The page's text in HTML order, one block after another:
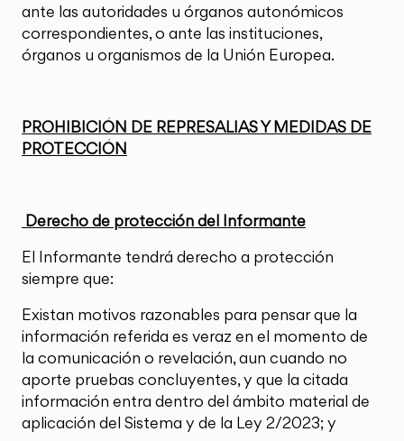
ante las autoridades u órganos autonómicos
correspondientes, o ante las instituciones,
órganos u organismos de la Unión Europea.
PROHIBICIÓN DE REPRESALIAS Y MEDIDAS DE
PROTECCIÓN
Derecho de protección del Informante
El Informante tendrá derecho a protección
siempre que:
Existan motivos razonables para pensar que la
información referida es veraz en el momento de
la comunicación o revelación, aun cuando no
aporte pruebas concluyentes, y que la citada
información entra dentro del ámbito material de
aplicación del Sistema y de la Ley 2/2023; y